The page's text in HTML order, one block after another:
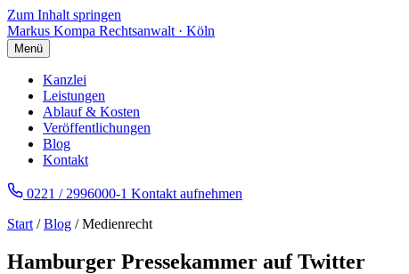
Zum Inhalt springen
Markus Kompa Rechtsanwalt · Köln
Menü
Kanzlei
Leistungen
Ablauf & Kosten
Veröffentlichungen
Blog
Kontakt
0221 / 2996000-1 Kontakt aufnehmen
Start /Blog / Medienrecht
Hamburger Pressekammer auf Twitter